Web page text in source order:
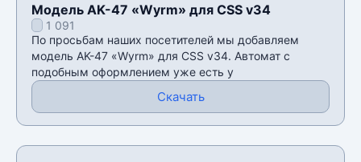
Модель AK-47 «Wyrm» для CSS v34
1 091
По просьбам наших посетителей мы добавляем
модель AK-47 «Wyrm» для CSS v34. Автомат с
подобным оформлением уже есть у
Скачать